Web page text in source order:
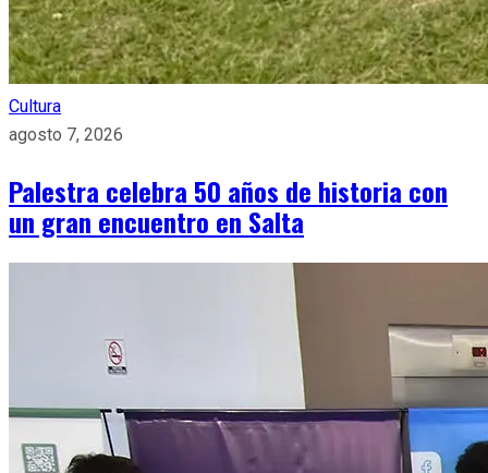
Cultura
agosto 7, 2026
Palestra celebra 50 años de historia con
un gran encuentro en Salta